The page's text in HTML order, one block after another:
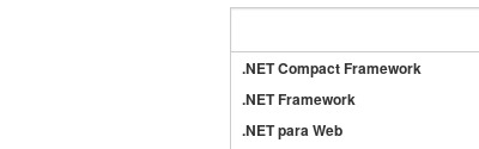
.NET Compact Framework
.NET Framework
.NET para Web